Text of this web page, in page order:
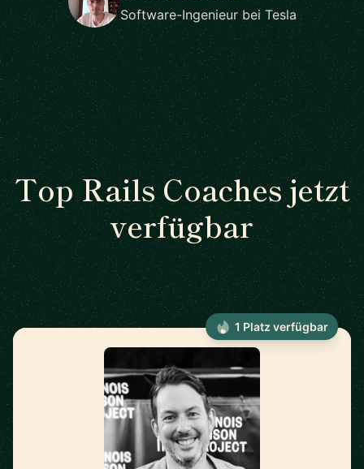
Software-Ingenieur bei Tesla
Top Rails Coaches jetzt
verfügbar
1 Platz verfügbar